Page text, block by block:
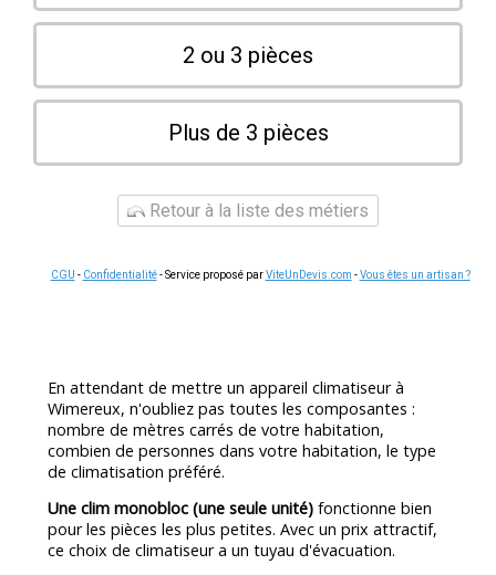
2 ou 3 pièces
Plus de 3 pièces
Retour à la liste des métiers
CGU - Confidentialité- Service proposé parViteUnDevis.com -Vous êtes un artisan ?
En attendant de mettre un appareil climatiseur à
Wimereux, n'oubliez pas toutes les composantes :
nombre de mètres carrés de votre habitation,
combien de personnes dans votre habitation, le type
de climatisation préféré.
Une clim monobloc (une seule unité) fonctionne bien
pour les pièces les plus petites. Avec un prix attractif,
ce choix de climatiseur a un tuyau d'évacuation.